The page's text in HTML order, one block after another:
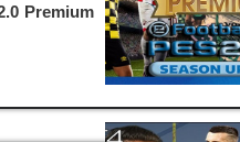
Premium